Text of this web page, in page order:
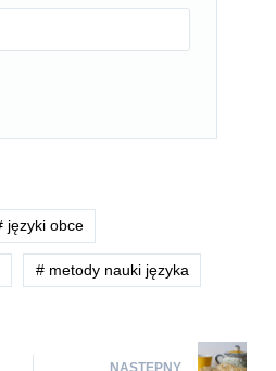
języki obce
# metody nauki języka
NASTĘPNY